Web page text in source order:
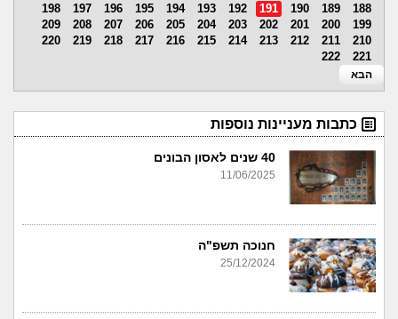
188
189
190
191
192
193
194
195
196
197
198
199
200
201
202
203
204
205
206
207
208
209
210
211
212
213
214
215
216
217
218
219
220
221
222
הבא
כתבות מעניינות נוספות
40 שנים לאסון הבונים
11/06/2025
חנוכה תשפ"ה
25/12/2024